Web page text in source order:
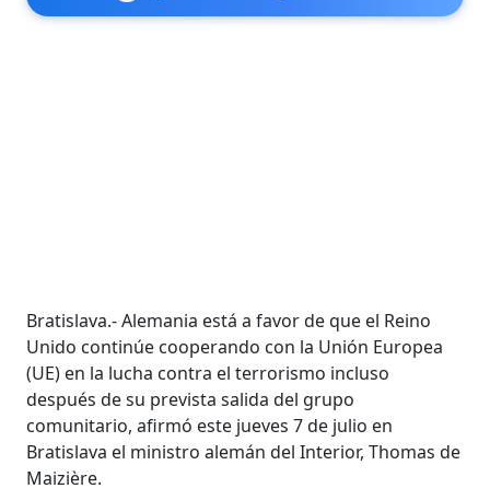
Bratislava.- Alemania está a favor de que el Reino
Unido continúe cooperando con la Unión Europea
(UE) en la lucha contra el terrorismo incluso
después de su prevista salida del grupo
comunitario, afirmó este jueves 7 de julio en
Bratislava el ministro alemán del Interior, Thomas de
Maizière.